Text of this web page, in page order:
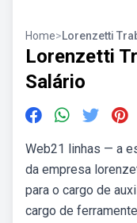
Home>Lorenzetti
Lorenzetti
Salário
Web21 linhas — a
da empresa
para o cargo de
cargo de